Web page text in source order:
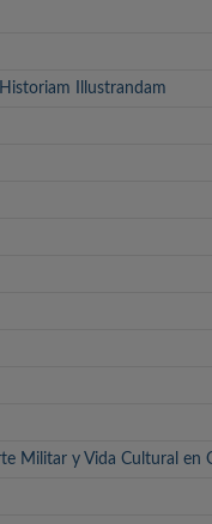
Illustrandam
Militar y Vida Cultural en